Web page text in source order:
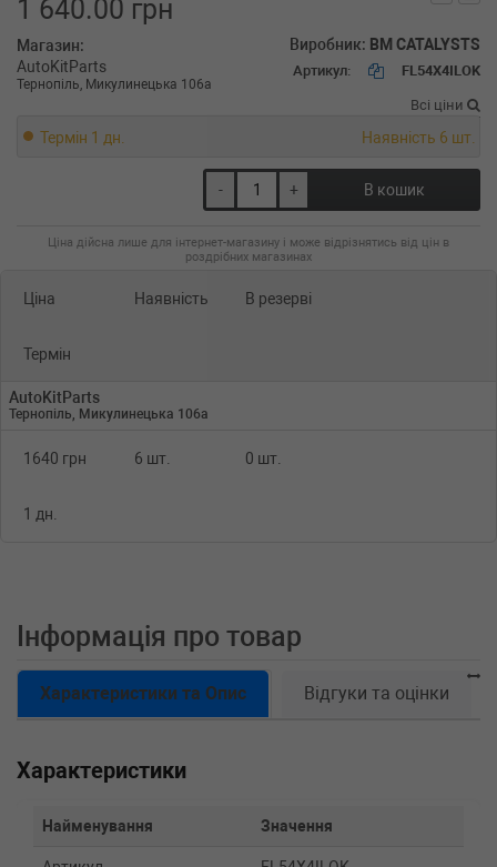
1 640.00 грн
Магазин:
AutoKitParts
Тернопіль, Микулинецька 106а
Виробник: BM CATALYSTS
Артикул: FL54X4ILOK
Всі ціни
Термін 1 дн. Наявність 6 шт.
- + В кошик
Ціна дійсна лише для інтернет-магазину і може відрізнятись від цін в
роздрібних магазинах
Ціна Наявність В резерві
Термін
AutoKitParts
Тернопіль, Микулинецька 106а
1640 грн 6 шт. 0 шт.
1 дн.
Інформація про товар
Характеристики та Опис Відгуки та оцінки
Характеристики
Найменування Значення